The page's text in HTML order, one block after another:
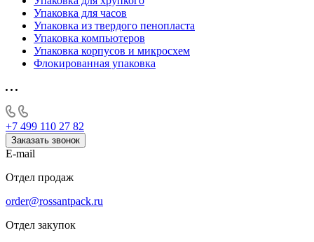
Упаковка для часов
Упаковка из твердого пенопласта
Упаковка компьютеров
Упаковка корпусов и микросхем
Флокированная упаковка
+7 499 110 27 82
Заказать звонок
E-mail
Отдел продаж
order@rossantpack.ru
Отдел закупок